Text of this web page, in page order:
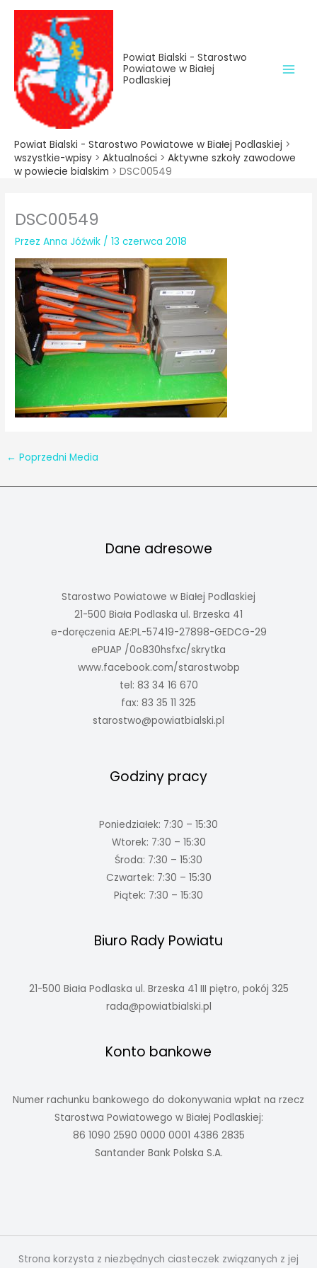
treści
Przejdź
treści
Powiat Bialski - Starostwo
Powiatowe w Białej
Podlaskiej
Powiat Bialski - Starostwo Powiatowe w Białej Podlaskiej >
wszystkie-wpisy > Aktualności > Aktywne szkoły zawodowe
w powiecie bialskim > DSC00549
DSC00549
PrzezAnna Jóźwik /13 czerwca 2018
← Poprzedni Media
Dane adresowe
Starostwo Powiatowe w Białej Podlaskiej
21-500 Biała Podlaska ul. Brzeska 41
e-doręczenia AE:PL-57419-27898-GEDCG-29
ePUAP /0o830hsfxc/skrytka
www.facebook.com/starostwobp
tel: 83 34 16 670
fax: 83 35 11 325
starostwo@powiatbialski.pl
Godziny pracy
Poniedziałek: 7:30 – 15:30
Wtorek: 7:30 – 15:30
Środa: 7:30 – 15:30
Czwartek: 7:30 – 15:30
Piątek: 7:30 – 15:30
Biuro Rady Powiatu
21-500 Biała Podlaska ul. Brzeska 41 III piętro, pokój 325
rada@powiatbialski.pl
Konto bankowe
Numer rachunku bankowego do dokonywania wpłat na rzecz
Starostwa Powiatowego w Białej Podlaskiej:
86 1090 2590 0000 0001 4386 2835
Santander Bank Polska S.A.
Strona korzysta z niezbędnych ciasteczek związanych z jej